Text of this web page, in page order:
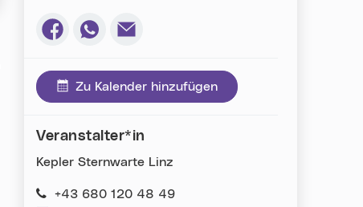
Zu Kalender hinzufügen
Veranstalter*in
Kepler Sternwarte Linz
+43 680 120 48 49